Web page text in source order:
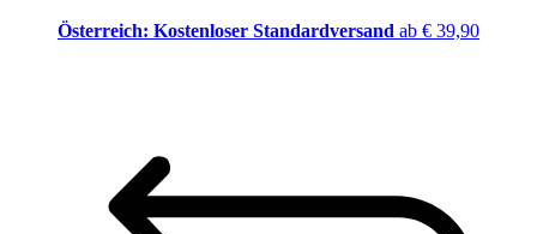
Österreich: Kostenloser Standardversand ab € 39,90